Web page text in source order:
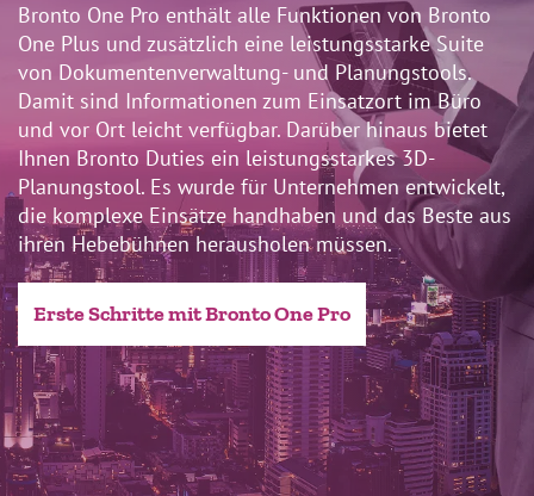
Bronto One Pro enthält alle Funktionen von Bronto
One Plus und zusätzlich eine leistungsstarke Suite
von Dokumentenverwaltung- und Planungstools.
Damit sind Informationen zum Einsatzort im Büro
und vor Ort leicht verfügbar. Darüber hinaus bietet
Ihnen Bronto Duties ein leistungsstarkes 3D-
Planungstool. Es wurde für Unternehmen entwickelt,
die komplexe Einsätze handhaben und das Beste aus
ihren Hebebühnen herausholen müssen.
Erste Schritte mit Bronto One Pro